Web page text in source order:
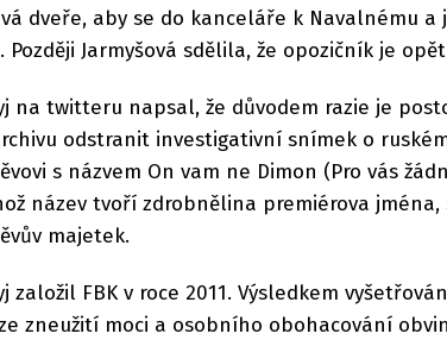
dveře, aby se do kanceláře k Navalnému
Později Jarmyšová sdělila, že opozičník je
na twitteru napsal, že důvodem razie je
odstranit investigativní snímek o
s názvem On vam ne Dimon (Pro vás
název tvoří zdrobnělina premiérova jména,
majetek.
založil FBK v roce 2011. Výsledkem
zneužití moci a osobního obohacování